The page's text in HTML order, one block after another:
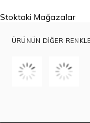
Stoktaki Mağazalar
ÜRÜNÜN DIĞER